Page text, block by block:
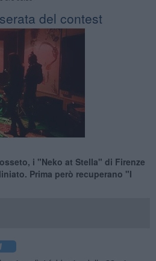
del contest
i "Neko at Stella" di Firenze
Prima però recuperano "I